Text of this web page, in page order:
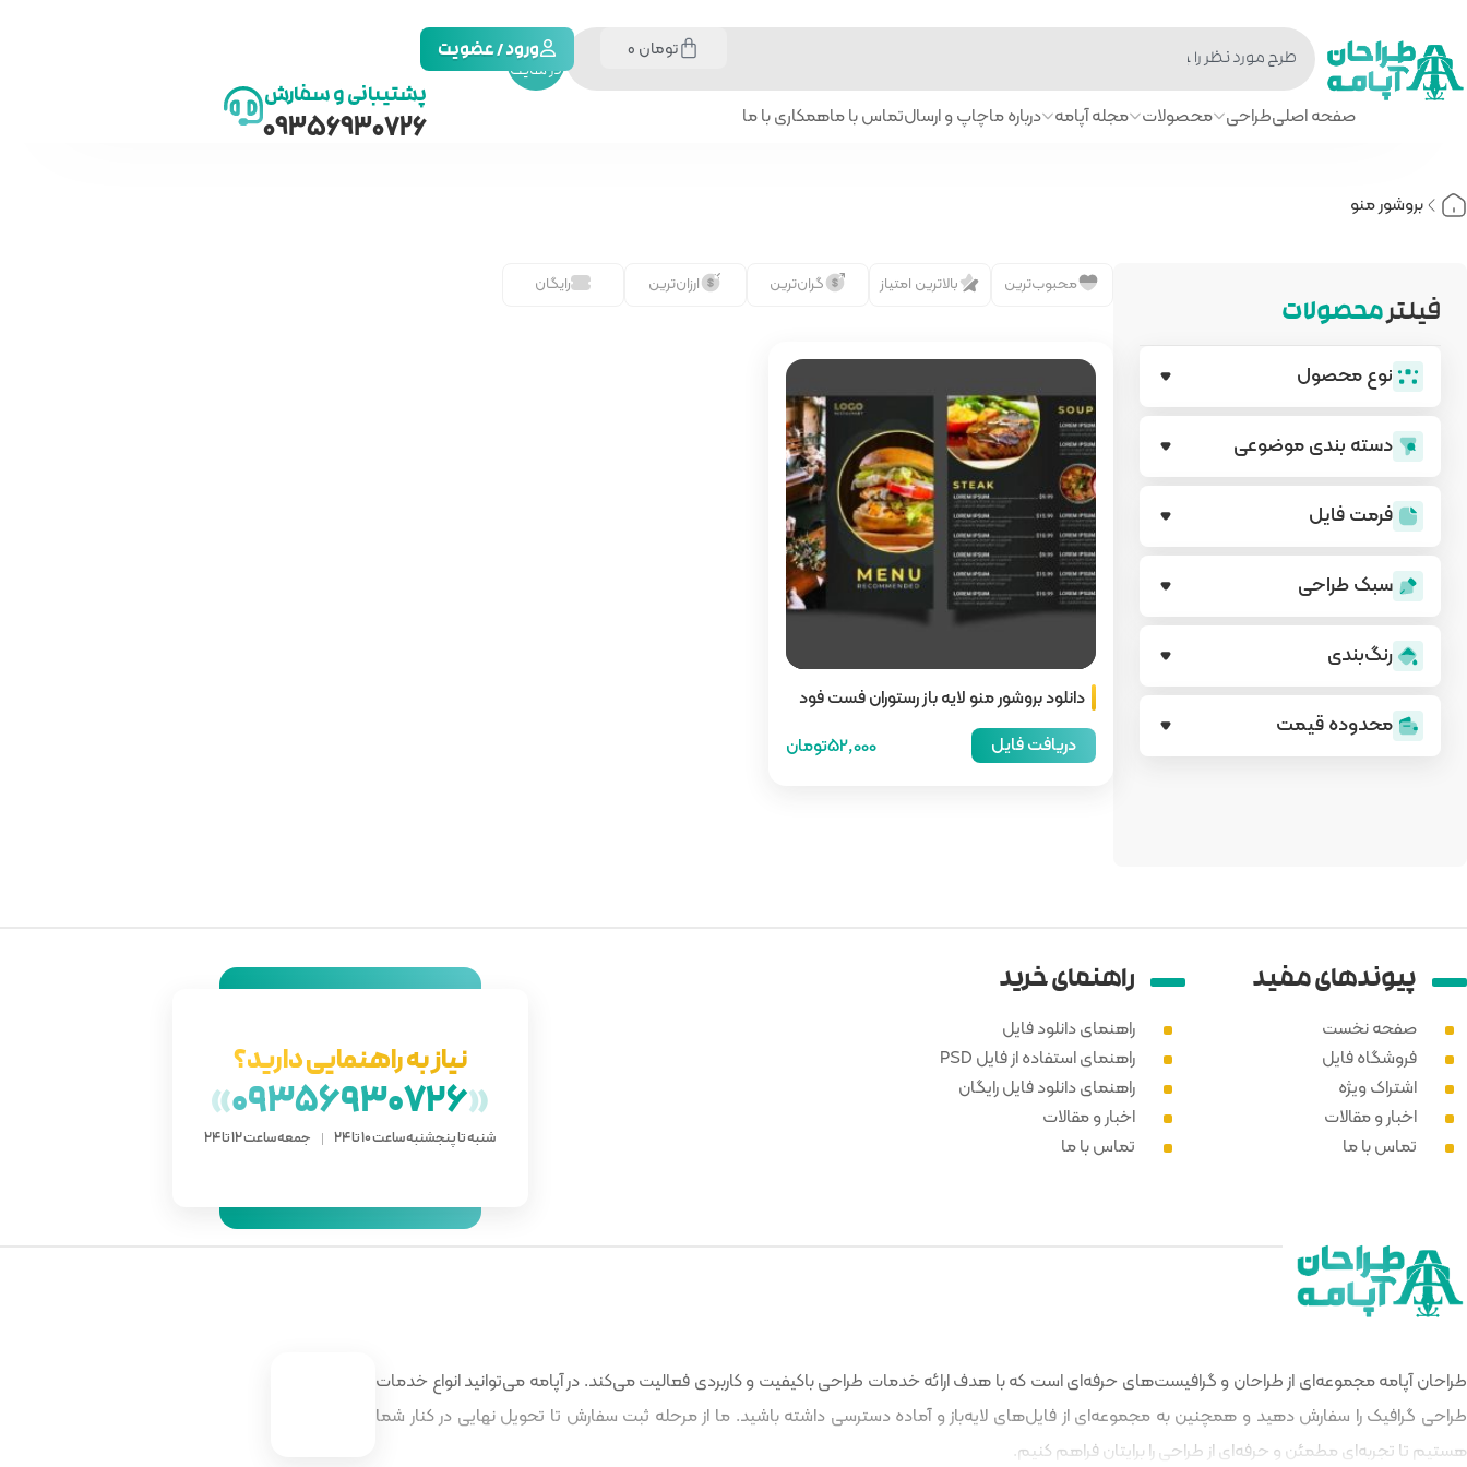
جستجو
در سایت
تومان ورود / عضویت
صفحه اصلیطراحی محصولات مجله آپامه درباره ماچاپ و ارسالتماس با ماهمکاری با ما
پشتیبانی و سفارش
09356930726
بروشور منو
فیلترمحصولات
نوع محصول
دسته بندی‌ موضوعی
فرمت فایل
سبک طراحی
رنگ‌بندی
محدوده قیمت
محبوب‌ترین بالاترین امتیاز گران‌ترین ارزان‌ترین رایگان
دانلود بروشور منو لایه باز رستوران فست فود
دریافت فایل
52,000تومان
پیوند‌های مفید
صفحه نخست
فروشگاه فایل
اشتراک ویژه
اخبار و مقالات
تماس با ما
راهنمای خرید
راهنمای دانلود فایل
راهنمای استفاده از فایل PSD
راهنمای دانلود فایل رایگان
اخبار و مقالات
تماس با ما
نیاز به راهنمایی دارید؟
«
09356930726
»
شنبه تا پنجشنبه ساعت 10 تا 24 جمعه ساعت 12 تا 24
طراحان آپامه مجموعه‌ای از طراحان و گرافیست‌های حرفه‌ای است که با هدف ارائه خدمات طراحی باکیفیت و کاربردی فعالیت می‌کند. در آپامه می‌توانید انواع خدمات
طراحی گرافیک را سفارش دهید و همچنین به مجموعه‌ای از فایل‌های لایه‌باز و آماده دسترسی داشته باشید. ما از مرحله ثبت سفارش تا تحویل نهایی در کنار شما
هستیم تا تجربه‌ای مطمئن و حرفه‌ای از طراحی را برایتان فراهم کنیم.